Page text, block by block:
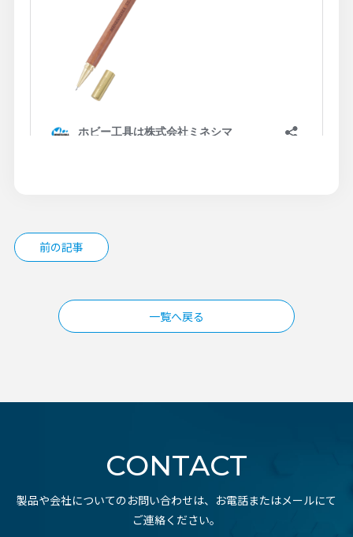
投
稿
ン
前の記事
一覧へ戻る
CONTACT
製品や会社についてのお問い合わせは、お電話またはメールにて
ご連絡ください。